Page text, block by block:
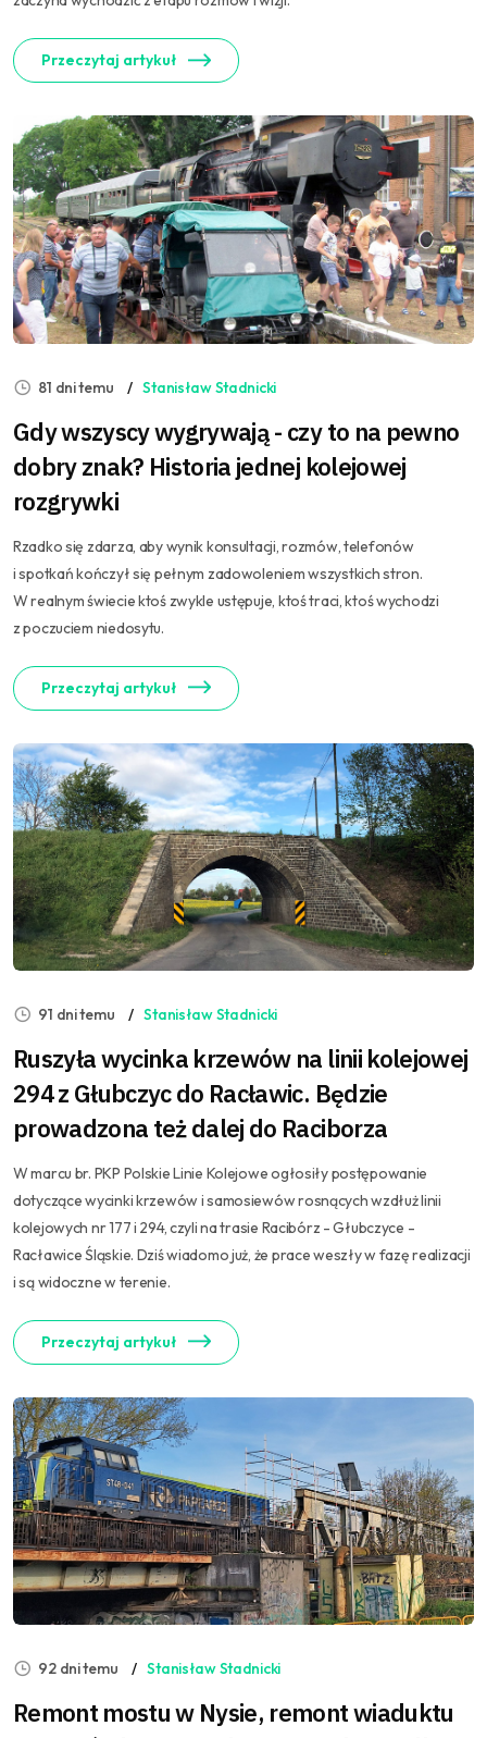
Przeczytaj artykuł
81 dni temu Stanisław Stadnicki
Gdy wszyscy wygrywają - czy to na pewno
dobry znak? Historia jednej kolejowej
rozgrywki
Rzadko się zdarza, aby wynik konsultacji, rozmów, telefonów
i spotkań kończył się pełnym zadowoleniem wszystkich stron.
W realnym świecie ktoś zwykle ustępuje, ktoś traci, ktoś wychodzi
z poczuciem niedosytu.
Przeczytaj artykuł
91 dni temu Stanisław Stadnicki
Ruszyła wycinka krzewów na linii kolejowej
294 z Głubczyc do Racławic. Będzie
prowadzona też dalej do Raciborza
W marcu br. PKP Polskie Linie Kolejowe ogłosiły postępowanie
dotyczące wycinki krzewów i samosiewów rosnących wzdłuż linii
kolejowych nr 177 i 294, czyli na trasie Racibórz - Głubczyce -
Racławice Śląskie. Dziś wiadomo już, że prace weszły w fazę realizacji
i są widoczne w terenie.
Przeczytaj artykuł
92 dni temu Stanisław Stadnicki
Remont mostu w Nysie, remont wiaduktu